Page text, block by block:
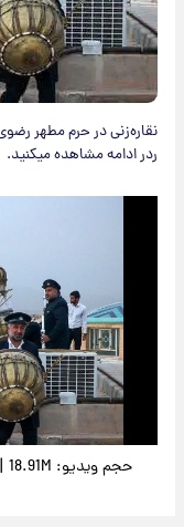
نقاره‌زنی‌ در ‌حرم ‌مطهر
ردر ادامه مشاهده میکنید.
حجم ویدیو: 18.91M |